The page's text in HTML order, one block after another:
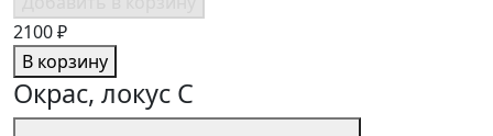
2100 ₽
В корзину
Окрас, локус C